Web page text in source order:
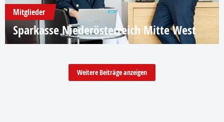
Mitglieder
Sparkasse Niederösterreich Mitte West
Weitere Beiträge anzeigen